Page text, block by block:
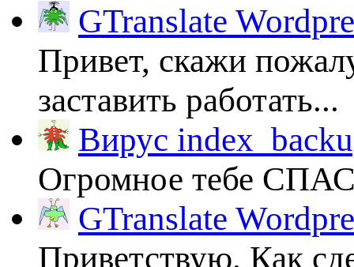
GTranslate
Привет, скажи
заставить работать...
Вирус
Огромное тебе
GTranslate
Приветствую. Как